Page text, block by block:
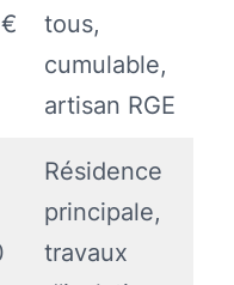
tous,
cumulable,
artisan RGE
Résidence
principale,
travaux